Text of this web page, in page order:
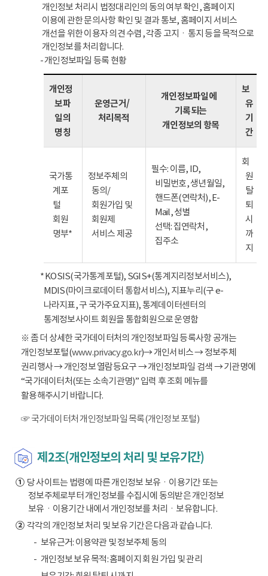
개인정보 처리시 법정대리인의 동의 여부 확인, 홈페이지
이용에 관한 문의사항 확인 및 결과 통보, 홈페이지 서비스
개선을 위한 이용자 의견 수렴, 각종 고지ㆍ통지 등을 목적으로
개인정보를 처리합니다.
- 개인정보파일 등록 현황
개인정
보파
일의
명칭
운영근거/
처리목적
개인정보파일에
기록되는
개인정보의 항목
보
유
기
간
국가통
계포
털
회원
명부*
정보주체의
동의/
회원가입 및
회원제
서비스 제공
필수: 이름, ID,
비밀번호, 생년월일,
핸드폰(연락처), E-
Mail, 성별
선택: 집연락처,
집주소
회
원
탈
퇴
시
까
지
* KOSIS(국가통계포털), SGIS+(통계지리정보서비스),
MDIS(마이크로데이터 통합서비스), 지표누리(구 e-
나라지표, 구 국가주요지표), 통계데이터센터의
통계정보사이트 회원을 통합회원으로 운영함
※ 좀 더 상세한 국가데이터처의 개인정보파일 등록사항 공개는
개인정보포털(www.privacy.go.kr)→ 개인서비스 → 정보주체
권리행사 → 개인정보 열람등요구 → 개인정보파일 검색 → 기관명에
“국가데이터처(또는 소속기관명)” 입력 후 조회 메뉴를
활용해주시기 바랍니다.
☞ 국가데이터처 개인정보파일 목록(개인정보 포털)
제2조(개인정보의 처리 및 보유기간)
①당 사이트는 법령에 따른 개인정보 보유ㆍ이용기간 또는
정보주체로부터 개인정보를 수집시에 동의받은 개인정보
보유ㆍ이용기간 내에서 개인정보를 처리ㆍ보유합니다.
②각각의 개인정보 처리 및 보유 기간은 다음과 같습니다.
보유근거: 이용약관 및 정보주체 동의
개인정보 보유 목적: 홈페이지 회원 가입 및 관리